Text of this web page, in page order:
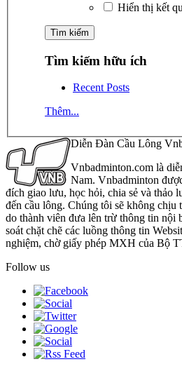
Hiển thị kết
Tìm kiếm hữu ích
Recent Posts
Thêm...
Diễn Đàn Cầu Lông
Vnbadminton.com là
Nam. Vnbadminton
đích giao lưu, học hỏi, chia sẻ và thảo
đến cầu lông. Chúng tôi sẽ không chịu
do thành viên đưa lên trừ thông tin nội
soát chặt chẽ các luồng thông tin
nghiệm, chờ giấy phép MXH của Bộ
Follow us